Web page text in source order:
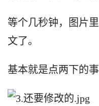
等个几秒钟，图片
文了。
基本就是点两下的事